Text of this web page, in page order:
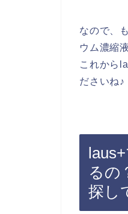
なので、
ウム濃縮
これから
ださいね♪
るの
探し